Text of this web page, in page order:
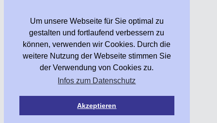
Um unsere Webseite für Sie optimal zu
gestalten und fortlaufend verbessern zu
können, verwenden wir Cookies. Durch die
weitere Nutzung der Webseite stimmen Sie
der Verwendung von Cookies zu.
Infos zum Datenschutz
Akzeptieren